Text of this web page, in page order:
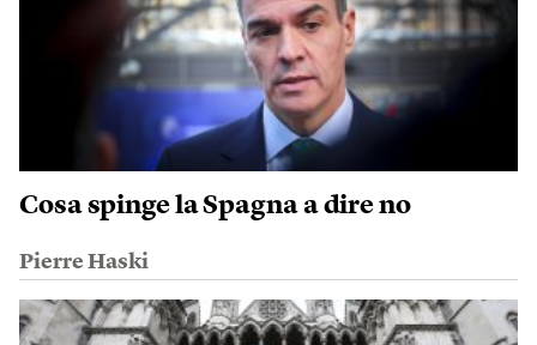
Cosa spinge la Spagna a dire no
Pierre Haski